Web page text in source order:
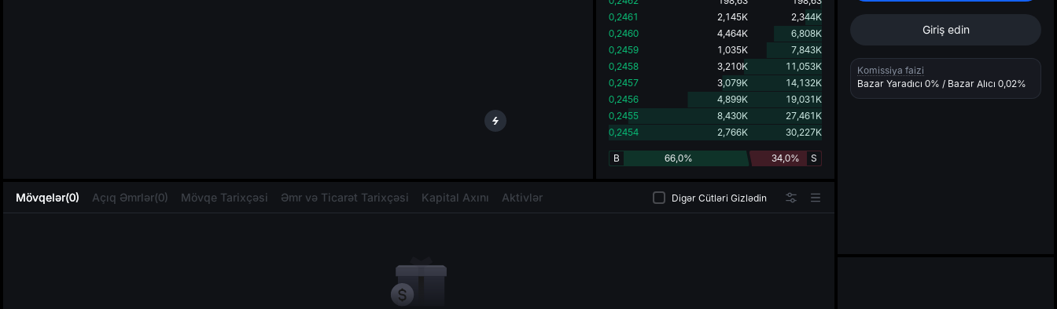
Mövqelər(0) Açıq Əmrlər(0) Mövqe Tarixçəsi Əmr və Ticarət Tarixçəsi Kapital Axını Aktivlər Digər Cütləri Gizlədin
0,2461
2,145K
2,344K
0,2460
4,464K
6,808K
0,2459
1,035K
7,843K
0,2458
3,210K
11,053K
0,2457
3,079K
14,132K
0,2456
4,899K
19,031K
0,2455
8,430K
27,461K
0,2454
2,766K 30,227K
66,0%
B 34,0% S
Giriş edin
Komissiya faizi
Bazar Yaradıcı 0% / Bazar Alıcı 0,02%